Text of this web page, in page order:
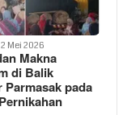
2 Mei 2026
Makna
di Balik
pada